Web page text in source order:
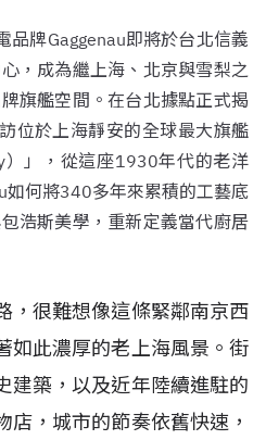
品牌Gaggenau即將於台北信義
，成為繼上海、北京與雪梨之
旗艦空間。在台北據點正式揭
位於上海靜安的全球最大旗艦
）」，從這座1930年代的老洋
如何將340多年來累積的工藝底
浩斯美學，重新定義當代廚居
，很難想像這條緊鄰南京西
如此濃厚的老上海風景。街
建築，以及近年陸續進駐的
店，城市的節奏依舊快速，